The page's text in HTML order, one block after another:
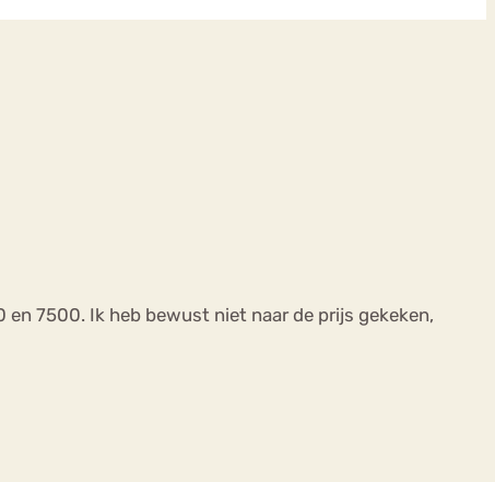
7500. Ik heb bewust niet naar de prijs gekeken,